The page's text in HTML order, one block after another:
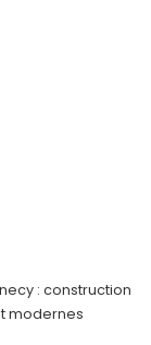
: construction
modernes